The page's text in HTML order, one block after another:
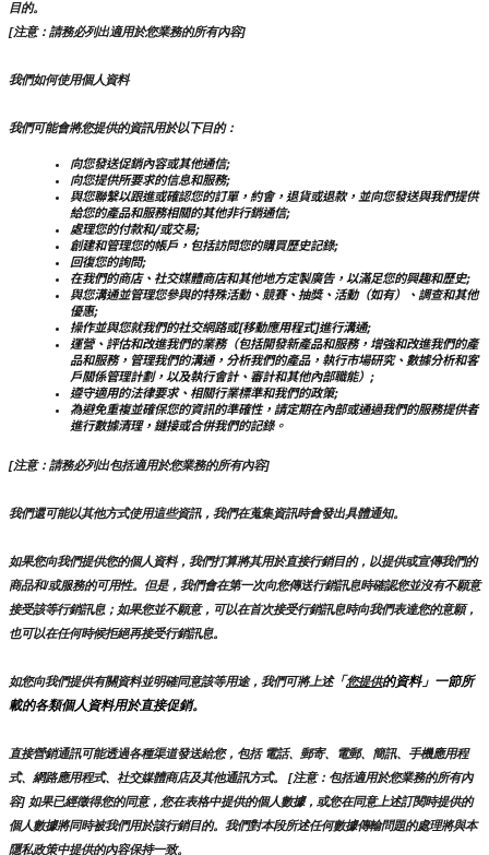
目的。
[注意：請務必列出適用於您業務的所有內容]
我們如何使用個人資料
我們可能會將您提供的資訊用於以下目的：
向您發送促銷內容或其他通信;
向您提供所要求的信息和服務;
與您聯繫以跟進或確認您的訂單，約會，退貨或退款，並向您發送與我們提供
給您的產品和服務相關的其他非行銷通信;
處理您的付款和/或交易;
創建和管理您的帳戶，包括訪問您的購買歷史記錄;
回復您的詢問;
在我們的商店、社交媒體商店和其他地方定製廣告，以滿足您的興趣和歷史;
與您溝通並管理您參與的特殊活動、競賽、抽獎、活動（如有）、調查和其他
優惠;
操作並與您就我們的社交網路或[移動應用程式]進行溝通;
運營、評估和改進我們的業務（包括開發新產品和服務，增強和改進我們的產
品和服務，管理我們的溝通，分析我們的產品，執行市場研究、數據分析和客
戶關係管理計劃，以及執行會計、審計和其他內部職能）;
遵守適用的法律要求、相關行業標準和我們的政策;
為避免重複並確保您的資訊的準確性，請定期在內部或通過我們的服務提供者
進行數據清理，鏈接或合併我們的記錄。
[注意：請務必列出包括適用於您業務的所有內容]
我們還可能以其他方式使用這些資訊，我們在蒐集資訊時會發出具體通知。
如果您向我們提供您的個人資料，我們打算將其用於直接行銷目的，以提供或宣傳我們的
商品和/或服務的可用性。但是，我們會在第一次向您傳送行銷訊息時確認您並沒有不願意
接受該等行銷訊息；如果您並不願意，可以在首次接受行銷訊息時向我們表達您的意願，
也可以在任何時候拒絕再接受行銷訊息。
如您向我們提供有關資料並明確同意該等用途，我們可將上述「您提供的資料」一節所
載的各類個人資料用於直接促銷。
直接營銷通訊可能透過各種渠道發送給您，包括 電話、郵寄、電郵、簡訊、手機應用程
式、網路應用程式、社交媒體商店及其他通訊方式。 [注意：包括適用於您業務的所有內
容] 如果已經徵得您的同意，您在表格中提供的個人數據，或您在同意上述訂閱時提供的
個人數據將同時被我們用於該行銷目的。我們對本段所述任何數據傳輸問題的處理將與本
隱私政策中提供的內容保持一致。